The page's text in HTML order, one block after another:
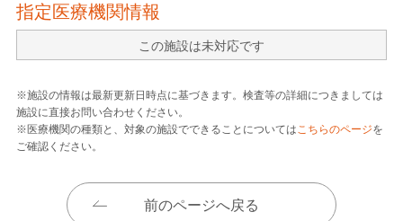
指定医療機関情報
この施設は未対応です
※施設の情報は最新更新日時点に基づきます。検査等の詳細につきましては
施設に直接お問い合わせください。
※医療機関の種類と、対象の施設でできることについてはこちらのページを
ご確認ください。
前のページへ戻る